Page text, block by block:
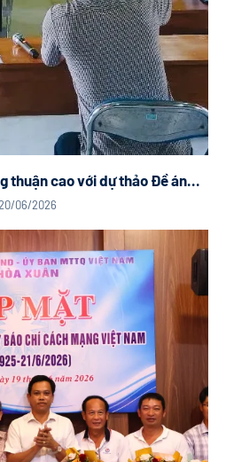
thuận cao với dự thảo Đề án...
06/2026